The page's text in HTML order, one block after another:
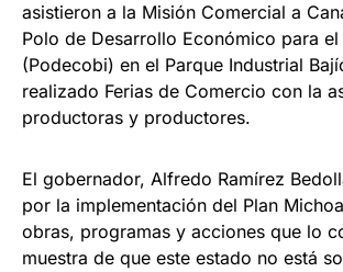
asistieron a la Misión Comercial a
Polo de Desarrollo Económico para el
(Podecobi) en el Parque Industrial
realizado Ferias de Comercio con la
productoras y productores.
El gobernador, Alfredo Ramírez
por la implementación del Plan
obras, programas y acciones que lo
muestra de que este estado no está